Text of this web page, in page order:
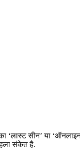
सीन’ या
संकेत है.